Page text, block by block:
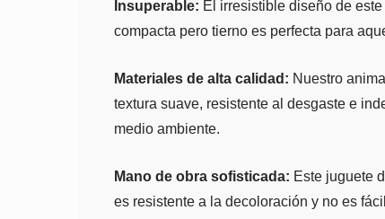
Insuperable: El irresistible diseño de
compacta pero tierno es perfecta para
Materiales de alta calidad: Nuestro
textura suave, resistente al desgaste e
medio ambiente.
Mano de obra sofisticada: Este juguete
es resistente a la decoloración y no es